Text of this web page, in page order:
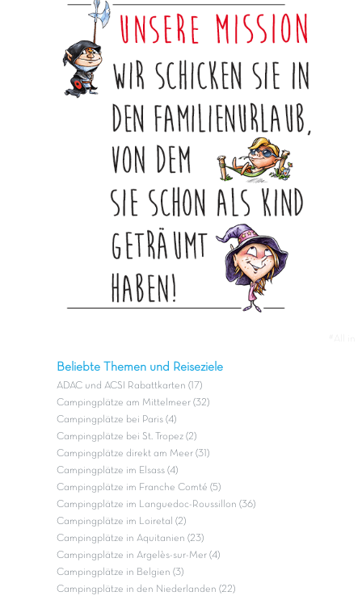
Beliebte Themen und Reiseziele
ADAC und ACSI Rabattkarten (17)
Campingplätze am Mittelmeer (32)
Campingplätze bei Paris (4)
Campingplätze bei St. Tropez (2)
Campingplätze direkt am Meer (31)
Campingplätze im Elsass (4)
Campingplätze im Franche Comté (5)
Campingplätze im Languedoc-Roussillon (36)
Campingplätze im Loiretal (2)
Campingplätze in Aquitanien (23)
Campingplätze in Argelès-sur-Mer (4)
Campingplätze in Belgien (3)
Campingplätze in den Niederlanden (22)